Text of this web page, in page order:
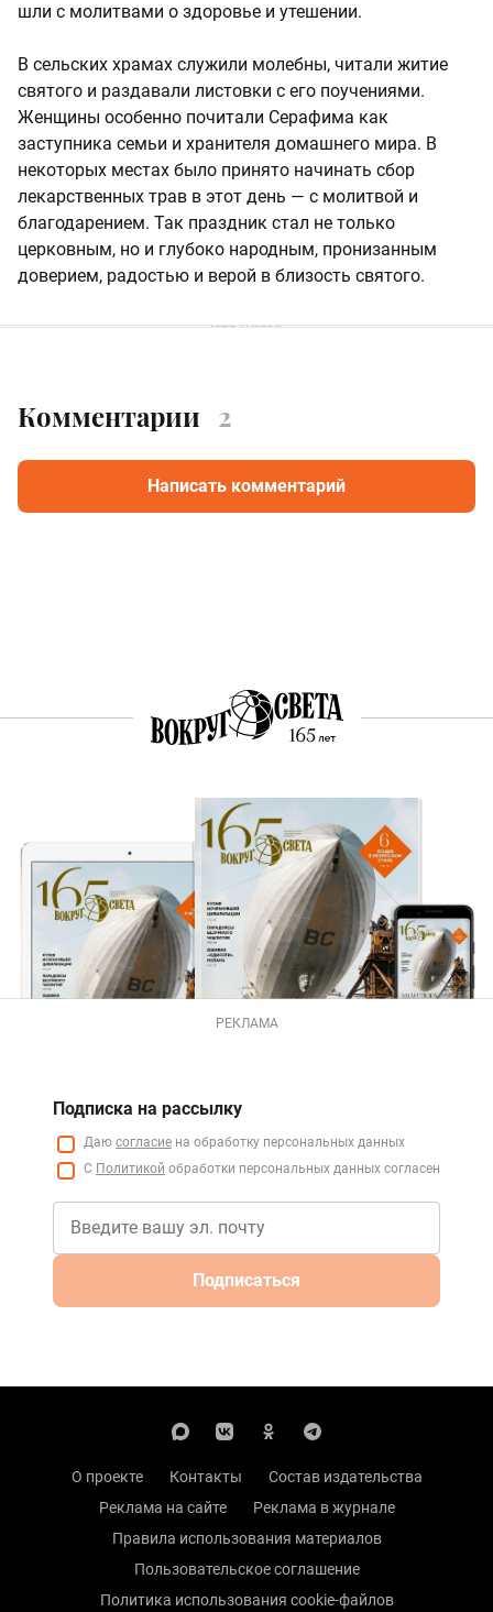
шли с молитвами о здоровье и утешении.
В сельских храмах служили молебны, читали житие
святого и раздавали листовки с его поучениями.
Женщины особенно почитали Серафима как
заступника семьи и хранителя домашнего мира. В
некоторых местах было принято начинать сбор
лекарственных трав в этот день — с молитвой и
благодарением. Так праздник стал не только
церковным, но и глубоко народным, пронизанным
доверием, радостью и верой в близость святого.
Комментарии 2
Написать комментарий
РЕКЛАМА
Подписка на рассылку
Даю согласие на обработку персональных данных
С Политикой обработки персональных данных согласен
Подписаться
О проекте Контакты
Состав издательства
Реклама на сайте
Реклама в журнале
Правила использования материалов
Пользовательское соглашение
Политика использования cookie-файлов